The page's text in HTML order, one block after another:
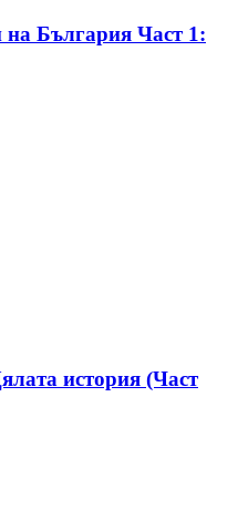
на България Част 1:
история (Част